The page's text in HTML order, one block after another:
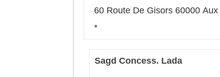
60 Route De Gisors 60000
*
Sagd Concess. Lada